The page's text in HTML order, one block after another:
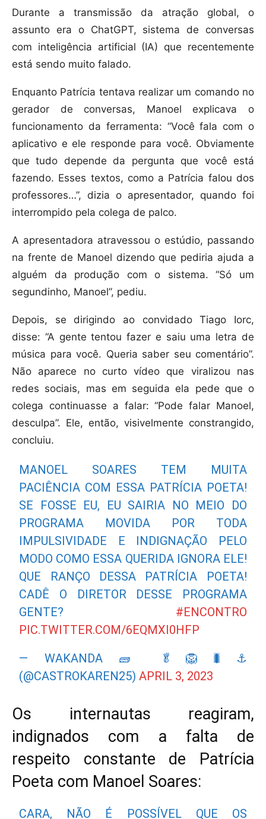
Durante a transmissão da atração global, o
assunto era o ChatGPT, sistema de conversas
com inteligência artificial (IA) que recentemente
está sendo muito falado.
Enquanto Patrícia tentava realizar um comando no
gerador de conversas, Manoel explicava o
funcionamento da ferramenta: “Você fala com o
aplicativo e ele responde para você. Obviamente
que tudo depende da pergunta que você está
fazendo. Esses textos, como a Patrícia falou dos
professores…”, dizia o apresentador, quando foi
interrompido pela colega de palco.
A apresentadora atravessou o estúdio, passando
na frente de Manoel dizendo que pediria ajuda a
alguém da produção com o sistema. “Só um
segundinho, Manoel”, pediu.
Depois, se dirigindo ao convidado Tiago Iorc,
disse: “A gente tentou fazer e saiu uma letra de
música para você. Queria saber seu comentário”.
Não aparece no curto vídeo que viralizou nas
redes sociais, mas em seguida ela pede que o
colega continuasse a falar: “Pode falar Manoel,
desculpa”. Ele, então, visivelmente constrangido,
concluiu.
MANOEL SOARES TEM MUITA
PACIÊNCIA COM ESSA PATRÍCIA POETA!
SE FOSSE EU, EU SAIRIA NO MEIO DO
PROGRAMA MOVIDA POR TODA
IMPULSIVIDADE E INDIGNAÇÃO PELO
MODO COMO ESSA QUERIDA IGNORA ELE!
QUE RANÇO DESSA PATRÍCIA POETA!
CADÊ O DIRETOR DESSE PROGRAMA
GENTE? #ENCONTRO
PIC.TWITTER.COM/6EQMXI0HFP
— WAKANDA 🧱 🥬🦁🐛⚓
(@CASTROKAREN25)APRIL 3, 2023
Os internautas reagiram,
indignados com a falta de
respeito constante de Patrícia
Poeta com Manoel Soares:
CARA, NÃO É POSSÍVEL QUE OS